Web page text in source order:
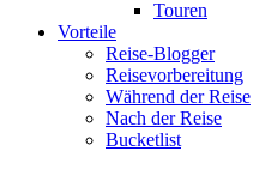
Touren
Vorteile
Reise-Blogger
Reisevorbereitung
Während der Reise
Nach der Reise
Bucketlist